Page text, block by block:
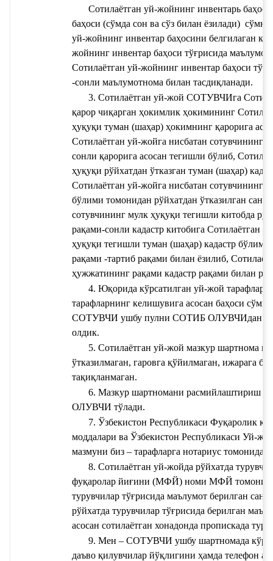
Сотилаётган уй-жойнинг инвентарь
баҳоси (сўмда сон ва сўз билан ёзилади) сўмни
уй-жойнинг инвентар баҳосини белгилаган
жойнинг инвентар баҳоси тўғрисида
Сотилаётган уй-жойнинг инвентар баҳоси
-сонли маълумотнома билан тасдиқланади.
3. Сотилаётган уй-жой СОТУВЧИга
қарор чиқарган ҳокимлик ҳокимининг
ҳуқуқи туман (шаҳар) ҳокимнинг қарорига
Сотилаётган уй-жойга нисбатан сотувчининг
сонли қарорига асосан тегишли бўлиб,
ҳуқуқи рўйхатдан ўтказган туман (шаҳар)
Сотилаётган уй-жойга нисбатан сотувчининг
бўлими томонидан рўйхатдан ўтказилган сана
сотувчининг мулк ҳуқуқи тегишли китобда
рақами-сонли кадастр китобига Сотилаётган
ҳуқуқи тегишли туман (шаҳар) кадастр бўлими
рақами -тартиб рақами билан ёзилиб,
ҳужжатининг рақами кадастр рақами билан
4. Юқорида кўрсатилган уй-жой тарафлар
тарафларнинг келишувига асосан баҳоси
СОТУВЧИ ушбу пулни СОТИБ ОЛУВЧИдан
олдик.
5. Сотилаётган уй-жой мазкур шартнома
ўтказилмаган, гаровга қўйилмаган, ижарага
тақиқланмаган.
6. Мазкур шартномани расмийлаштириш
ОЛУВЧИ тўлади.
7. Ўзбекистон Республикаси Фуқаролик
моддалари ва Ўзбекистон Республикаси Уй-
мазмуни биз – тарафларга нотариус
8. Сотилаётган уй-жойда рўйхатда
фуқаролар йиғини (МФЙ) номи МФЙ
турувчилар тўғрисида маълумот берилган сана
рўйхатда турувчилар тўғрисида берилган
асосан сотилаётган хонадонда пропискада
9. Мен – СОТУВЧИ ушбу шартномада
даъво қилувчилар йўқлигини ҳамда телефон